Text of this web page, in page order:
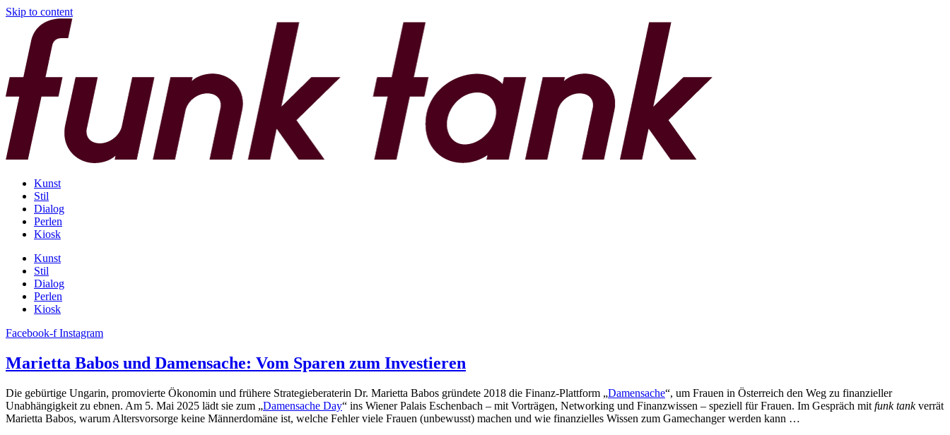
Skip to content
Kunst
Stil
Dialog
Perlen
Kiosk
Kunst
Stil
Dialog
Perlen
Kiosk
Facebook-f Instagram
Marietta Babos und Damensache: Vom Sparen zum Investieren
Die gebürtige Ungarin, promovierte Ökonomin und frühere Strategieberaterin Dr. Marietta Babos gründete 2018 die Finanz-Plattform „Damensache“, um Frauen in Österreich den Weg zu finanzieller
Unabhängigkeit zu ebnen. Am 5. Mai 2025 lädt sie zum „Damensache Day“ ins Wiener Palais Eschenbach – mit Vorträgen, Networking und Finanzwissen – speziell für Frauen. Im Gespräch mit funk tankverrät
Marietta Babos, warum Altersvorsorge keine Männerdomäne ist, welche Fehler viele Frauen (unbewusst) machen und wie finanzielles Wissen zum Gamechanger werden kann …